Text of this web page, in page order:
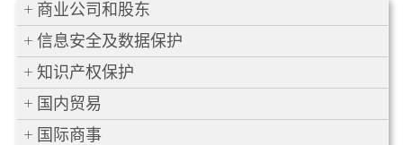
商业公司和股东
信息安全及数据保护
知识产权保护
国内贸易
国际商事